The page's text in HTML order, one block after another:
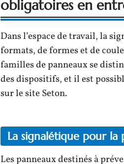
obligatoires en
Dans l’espace de travail, la
formats, de formes et de
familles de panneaux se
des dispositifs, et il est
sur le site Seton.
La signalétique pour la
Les panneaux destinés à